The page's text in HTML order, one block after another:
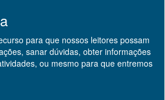
para que nossos leitores possam
sanar dúvidas, obter informações
ou mesmo para que entremos